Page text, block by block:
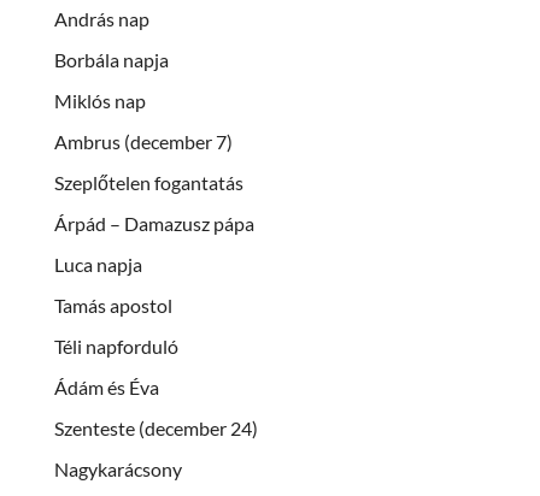
András nap
Borbála napja
Miklós nap
Ambrus (december 7)
Szeplőtelen fogantatás
Árpád – Damazusz pápa
Luca napja
Tamás apostol
Téli napforduló
Ádám és Éva
Szenteste (december 24)
Nagykarácsony